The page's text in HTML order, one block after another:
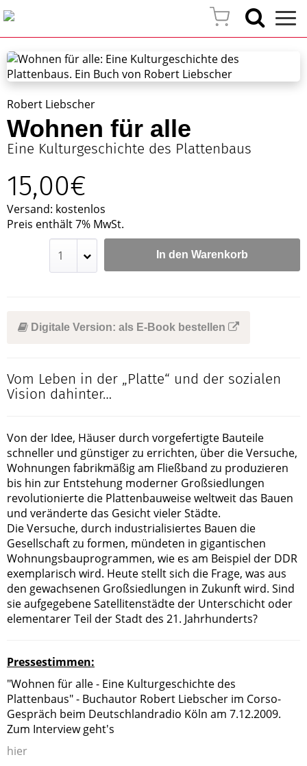
Robert Liebscher
Wohnen für alle
Eine Kulturgeschichte des Plattenbaus
15,00€
Versand: kostenlos
Preis enthält 7% MwSt.
In den Warenkorb
Digitale Version: als E-Book bestellen
Vom Leben in der „Platte“ und der sozialen
Vision dahinter…
Von der Idee, Häuser durch vorgefertigte Bauteile
schneller und günstiger zu errichten, über die Versuche,
Wohnungen fabrikmäßig am Fließband zu produzieren
bis hin zur Entstehung moderner Großsiedlungen
revolutionierte die Plattenbauweise weltweit das Bauen
und veränderte das Gesicht vieler Städte.
Die Versuche, durch industrialisiertes Bauen die
Gesellschaft zu formen, mündeten in gigantischen
Wohnungsbauprogrammen, wie es am Beispiel der DDR
exemplarisch wird. Heute stellt sich die Frage, was aus
den gewachsenen Großsiedlungen in Zukunft wird. Sind
sie aufgegebene Satellitenstädte der Unterschicht oder
elementarer Teil der Stadt des 21. Jahrhunderts?
Pressestimmen:
"Wohnen für alle - Eine Kulturgeschichte des
Plattenbaus" - Buchautor Robert Liebscher im Corso-
Gespräch beim Deutschlandradio Köln am 7.12.2009.
Zum Interview geht's
hier